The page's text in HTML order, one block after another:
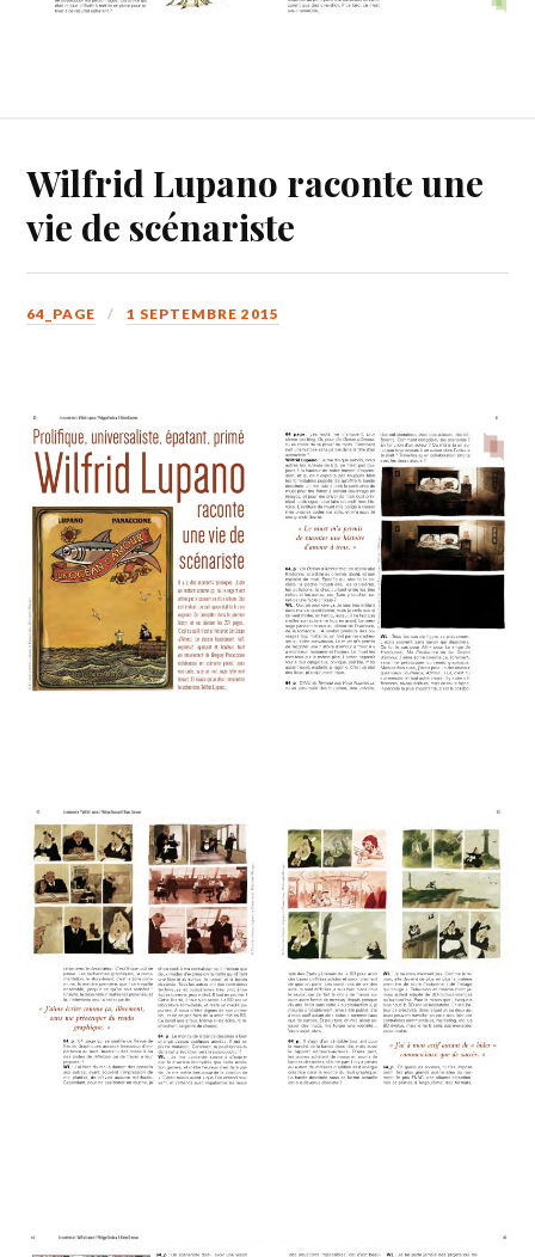
Wilfrid Lupano raconte une
vie de scénariste
64_PAGE 1 SEPTEMBRE 2015